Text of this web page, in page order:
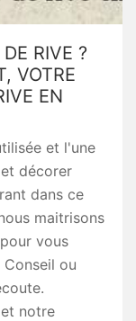
RIVE ?
VOTRE
EN
et l'une
décorer
dans ce
maitrisons
vous
ou
notre